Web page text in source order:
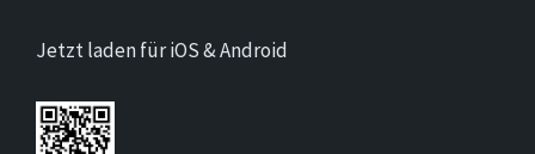
Jetzt laden für iOS & Android